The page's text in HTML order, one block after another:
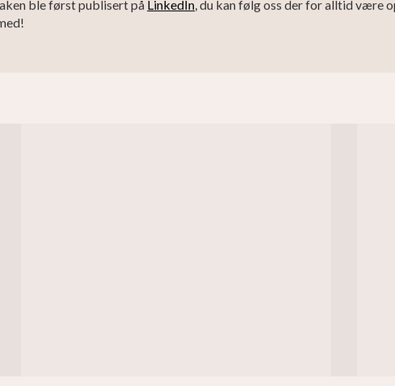
ble først publisert påLinkedIn, du kan følg oss der for alltid være